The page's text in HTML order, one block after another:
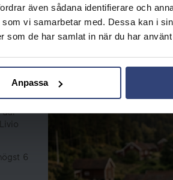
även sådana identifierare och
vi samarbetar med. Dessa kan i
som de har samlat in när du har
Anpassa
eller
där
6